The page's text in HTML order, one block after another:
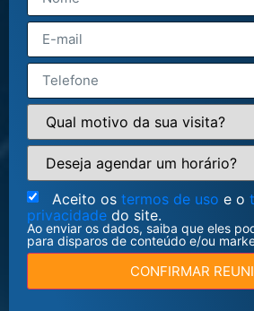
Aceito os termos de uso e o
privacidade do site.
Ao enviar os dados, saiba que eles
para disparos de conteúdo e/ou
CONFIRMAR